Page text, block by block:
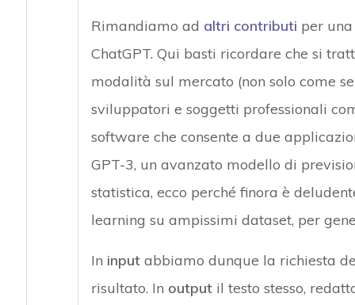
Rimandiamo ad altri contributi per
ChatGPT. Qui basti ricordare che si
modalità sul mercato (non solo come
sviluppatori e soggetti professionali
software che consente a due
GPT-3, un avanzato modello di
statistica, ecco perché finora è
learning su ampissimi dataset, per
In inputabbiamo dunque la richiesta
risultato. In outputil testo stesso,